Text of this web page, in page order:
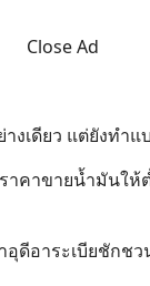
Close Ad
งเดียว แต่ยังทำ
คาขายน้ำมันให้
อาระเบียชักชว